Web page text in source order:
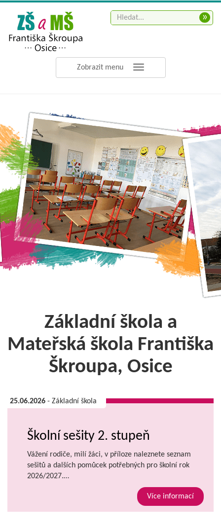
Zobrazit menu
»
Základní škola a
Mateřská škola Františka
Škroupa, Osice
25.06.2026 - Základní škola
Školní sešity 2. stupeň
Vážení rodiče, milí žáci, v příloze naleznete seznam
sešitů a dalších pomůcek potřebných pro školní rok
2026/2027.…
Více informací